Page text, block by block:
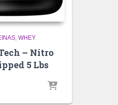
WHEY
– Nitro
5 Lbs